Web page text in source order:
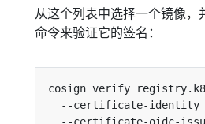
从这个列表中选择一个镜像，
命令来验证它的签名：
cosign verify
--certificate-
--certificate-oidc-